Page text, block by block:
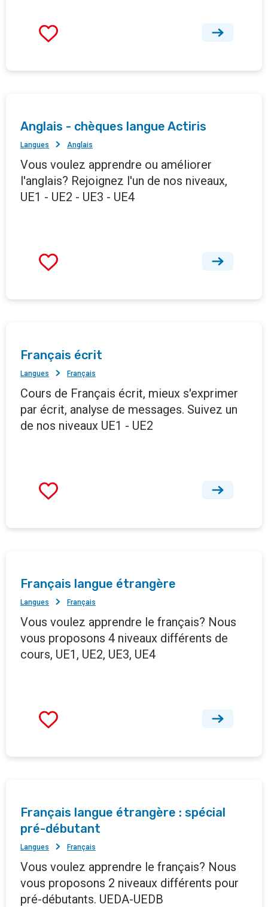
Anglais - chèques langue Actiris
Langues Anglais
Vous voulez apprendre ou améliorer
l'anglais? Rejoignez l'un de nos niveaux,
UE1 - UE2 - UE3 - UE4
Français écrit
Langues Français
Cours de Français écrit, mieux s'exprimer
par écrit, analyse de messages. Suivez un
de nos niveaux UE1 - UE2
Français langue étrangère
Langues Français
Vous voulez apprendre le français? Nous
vous proposons 4 niveaux différents de
cours, UE1, UE2, UE3, UE4
Français langue étrangère : spécial
pré-débutant
Langues Français
Vous voulez apprendre le français? Nous
vous proposons 2 niveaux différents pour
pré-débutants. UEDA-UEDB